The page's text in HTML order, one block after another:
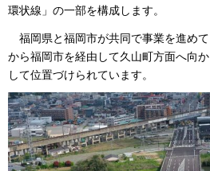
環状線」の一部を構成します。
福岡県と福岡市が共同で事業を進め
から福岡市を経由して久山町方面へ向
して位置づけられています。